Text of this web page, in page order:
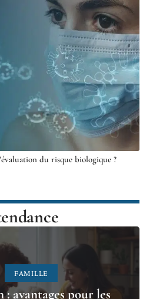
du risque biologique ?
FAMILLE
avantages pour les